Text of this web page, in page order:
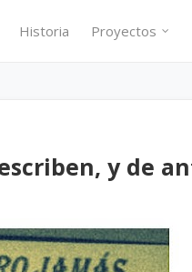
Historia Proyectos
y de